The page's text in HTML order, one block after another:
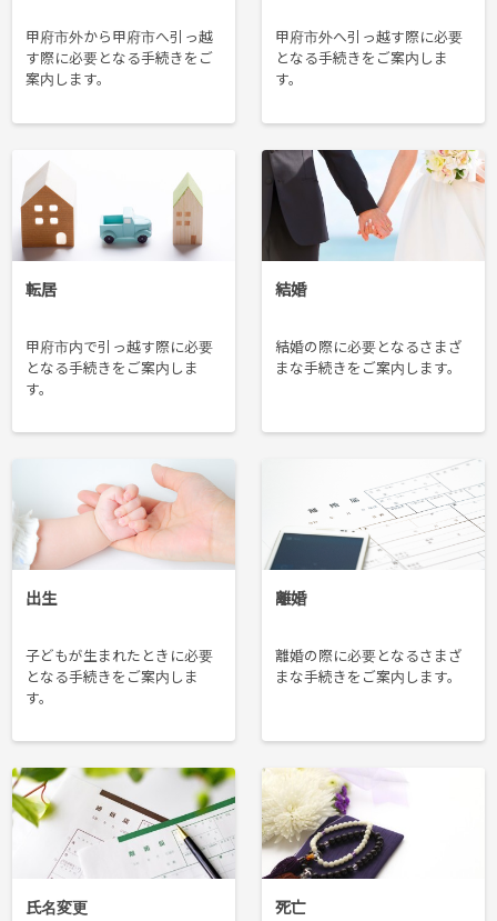
甲府市外から甲府市へ引っ越
す際に必要となる手続きをご
案内します。
甲府市外へ引っ越す際に必要
となる手続きをご案内しま
す。
転居
甲府市内で引っ越す際に必要
となる手続きをご案内しま
す。
結婚
結婚の際に必要となるさまざ
まな手続きをご案内します。
出生
子どもが生まれたときに必要
となる手続きをご案内しま
す。
離婚
離婚の際に必要となるさまざ
まな手続きをご案内します。
氏名変更 死亡